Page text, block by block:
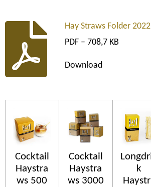
Hay Straws Folder 2022
PDF – 708,7 KB
Download
Cocktail
Haystra
ws 500
Cocktail
Haystra
ws 3000
k